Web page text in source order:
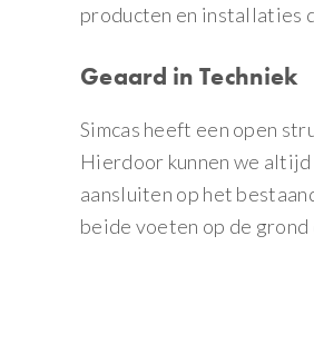
producten en installaties
Geaard in Techniek
Simcas heeft een open
Hierdoor kunnen we
aansluiten op het
beide voeten op de